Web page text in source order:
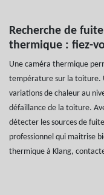
Recherche de
thermique : fiez-
Une caméra thermique
température sur la toiture.
variations de chaleur au
défaillance de la toiture.
détecter les sources de
professionnel qui maitrise
thermique à Klang,